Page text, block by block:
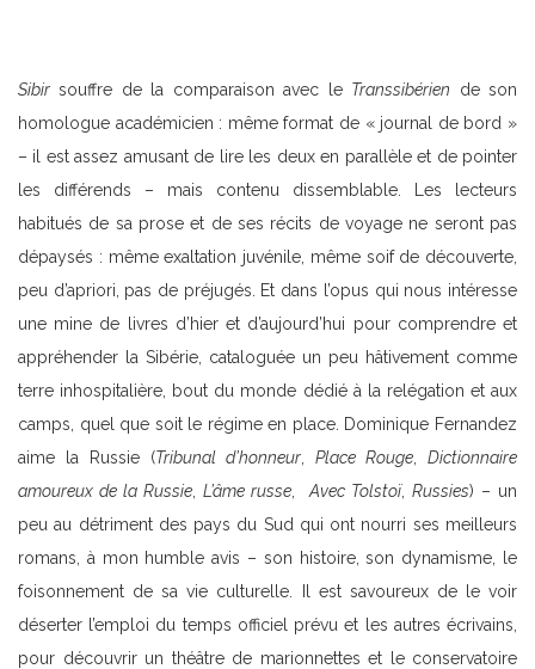
Sibir souffre de la comparaison avec le Transsibérien de son
homologue académicien : même format de « journal de bord »
– il est assez amusant de lire les deux en parallèle et de pointer
les différends – mais contenu dissemblable. Les lecteurs
habitués de sa prose et de ses récits de voyage ne seront pas
dépaysés : même exaltation juvénile, même soif de découverte,
peu d’apriori, pas de préjugés. Et dans l’opus qui nous intéresse
une mine de livres d’hier et d’aujourd’hui pour comprendre et
appréhender la Sibérie, cataloguée un peu hâtivement comme
terre inhospitalière, bout du monde dédié à la relégation et aux
camps, quel que soit le régime en place. Dominique Fernandez
aime la Russie (Tribunal d’honneur Place Rouge
Dictionnaire
amoureux de la Russie L’âme russe Avec Tolstoï, Russies) – un
peu au détriment des pays du Sud qui ont nourri ses meilleurs
romans, à mon humble avis – son histoire, son dynamisme, le
foisonnement de sa vie culturelle. Il est savoureux de le voir
déserter l’emploi du temps officiel prévu et les autres écrivains,
pour découvrir un théâtre de marionnettes et le conservatoire